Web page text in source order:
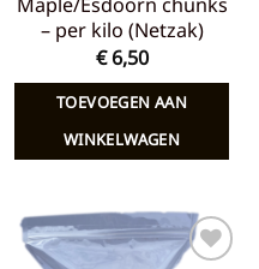
– per kilo (Netzak)
€6,50
TOEVOEGEN AAN
WINKELWAGEN